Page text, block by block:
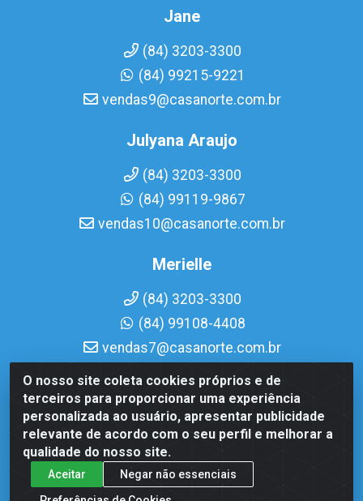
O nosso site coleta cookies próprios e de
terceiros para proporcionar uma experiência
personalizada ao usuário, apresentar publicidade
relevante de acordo com o seu perfil e melhorar a
qualidade do nosso site.
Aceitar
Negar não essenciais
Jane
(84) 3203-3300
(84) 99215-9221
vendas9@casanorte.com.br
Julyana Araujo
(84) 3203-3300
(84) 99119-9867
vendas10@casanorte.com.br
Merielle
(84) 3203-3300
(84) 99108-4408
vendas7@casanorte.com.br
Casa Norte LTDA - Av. Interventor Mário Câmara, 1815 -
Dix-Sept Rosado, Natal/RN - CEP 59054-600 - CNPJ
08.713.513/0001-51